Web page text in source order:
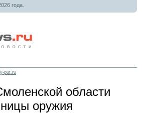
года.
put.ru
области
оружия